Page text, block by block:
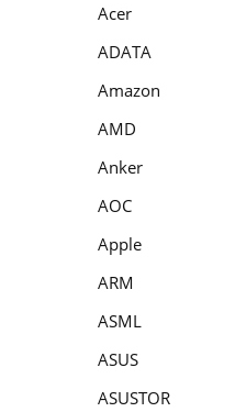
Acer
ADATA
Amazon
AMD
Anker
AOC
Apple
ARM
ASML
ASUS
ASUSTOR